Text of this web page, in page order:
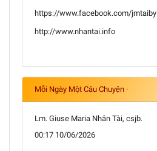
https://www.facebook.com/jmtaiby
http://www.nhantai.info
Mỗi Ngày Một Câu Chuyện ·
Lm. Giuse Maria Nhân Tài, csjb.
00:17 10/06/2026